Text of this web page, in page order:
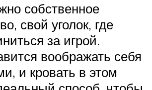
собственное
свой уголок, где
за игрой.
воображать себя
и кровать в этом